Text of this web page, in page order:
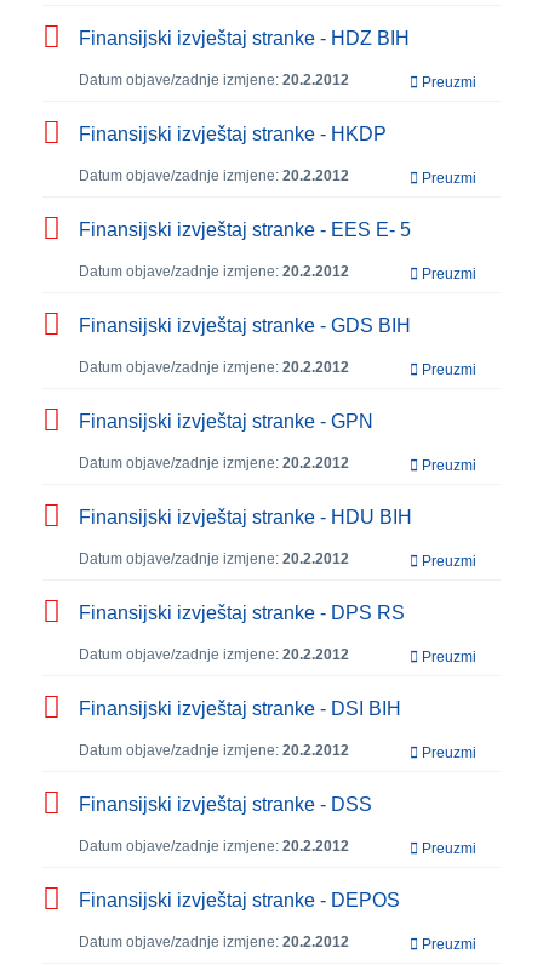
Finansijski izvještaj stranke - HDZ BIH
Datum objave/zadnje izmjene: 20.2.2012 Preuzmi
Finansijski izvještaj stranke - HKDP
Datum objave/zadnje izmjene: 20.2.2012 Preuzmi
Finansijski izvještaj stranke - EES E- 5
Datum objave/zadnje izmjene: 20.2.2012 Preuzmi
Finansijski izvještaj stranke - GDS BIH
Datum objave/zadnje izmjene: 20.2.2012 Preuzmi
Finansijski izvještaj stranke - GPN
Datum objave/zadnje izmjene: 20.2.2012 Preuzmi
Finansijski izvještaj stranke - HDU BIH
Datum objave/zadnje izmjene: 20.2.2012 Preuzmi
Finansijski izvještaj stranke - DPS RS
Datum objave/zadnje izmjene: 20.2.2012 Preuzmi
Finansijski izvještaj stranke - DSI BIH
Datum objave/zadnje izmjene: 20.2.2012 Preuzmi
Finansijski izvještaj stranke - DSS
Datum objave/zadnje izmjene: 20.2.2012 Preuzmi
Finansijski izvještaj stranke - DEPOS
Datum objave/zadnje izmjene: 20.2.2012 Preuzmi